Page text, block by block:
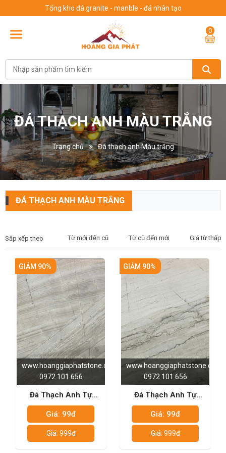
Tổng kho đá granite - manble - đá nhân tạo
0
ĐÁ THẠCH ANH MÀU TRẮNG
Trang chủ Đá thạch anh Màu trắng
ĐÁ THẠCH ANH MÀU TRẮNG
Sắp xếp theo Từ mới đến cũ Từ cũ đến mới Giá từ thấp
www.hoanggiaphatstone.com
0972 101 656
GIẢM 90%
Đá Thạch Anh Tự
Nhiên - White
Supereme
Giá: 99đ
Giá: 999đ
www.hoanggiaphatstone.com
0972 101 656
GIẢM 90%
Đá Thạch Anh Tự
Nhiên - Whitepear
Giá: 99đ
Giá: 999đ